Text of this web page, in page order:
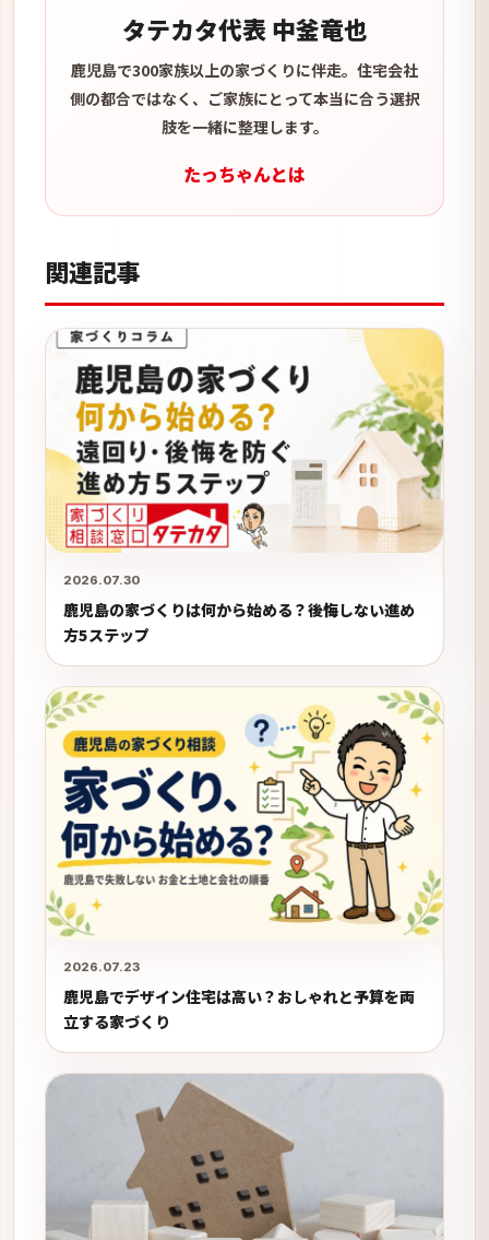
タテカタ代表 中釜竜也
鹿児島で300家族以上の家づくりに伴走。住宅会社
側の都合ではなく、ご家族にとって本当に合う選択
肢を一緒に整理します。
たっちゃんとは
関連記事
2026.07.30
鹿児島の家づくりは何から始める？後悔しない進め
方5ステップ
2026.07.23
鹿児島でデザイン住宅は高い？おしゃれと予算を両
立する家づくり